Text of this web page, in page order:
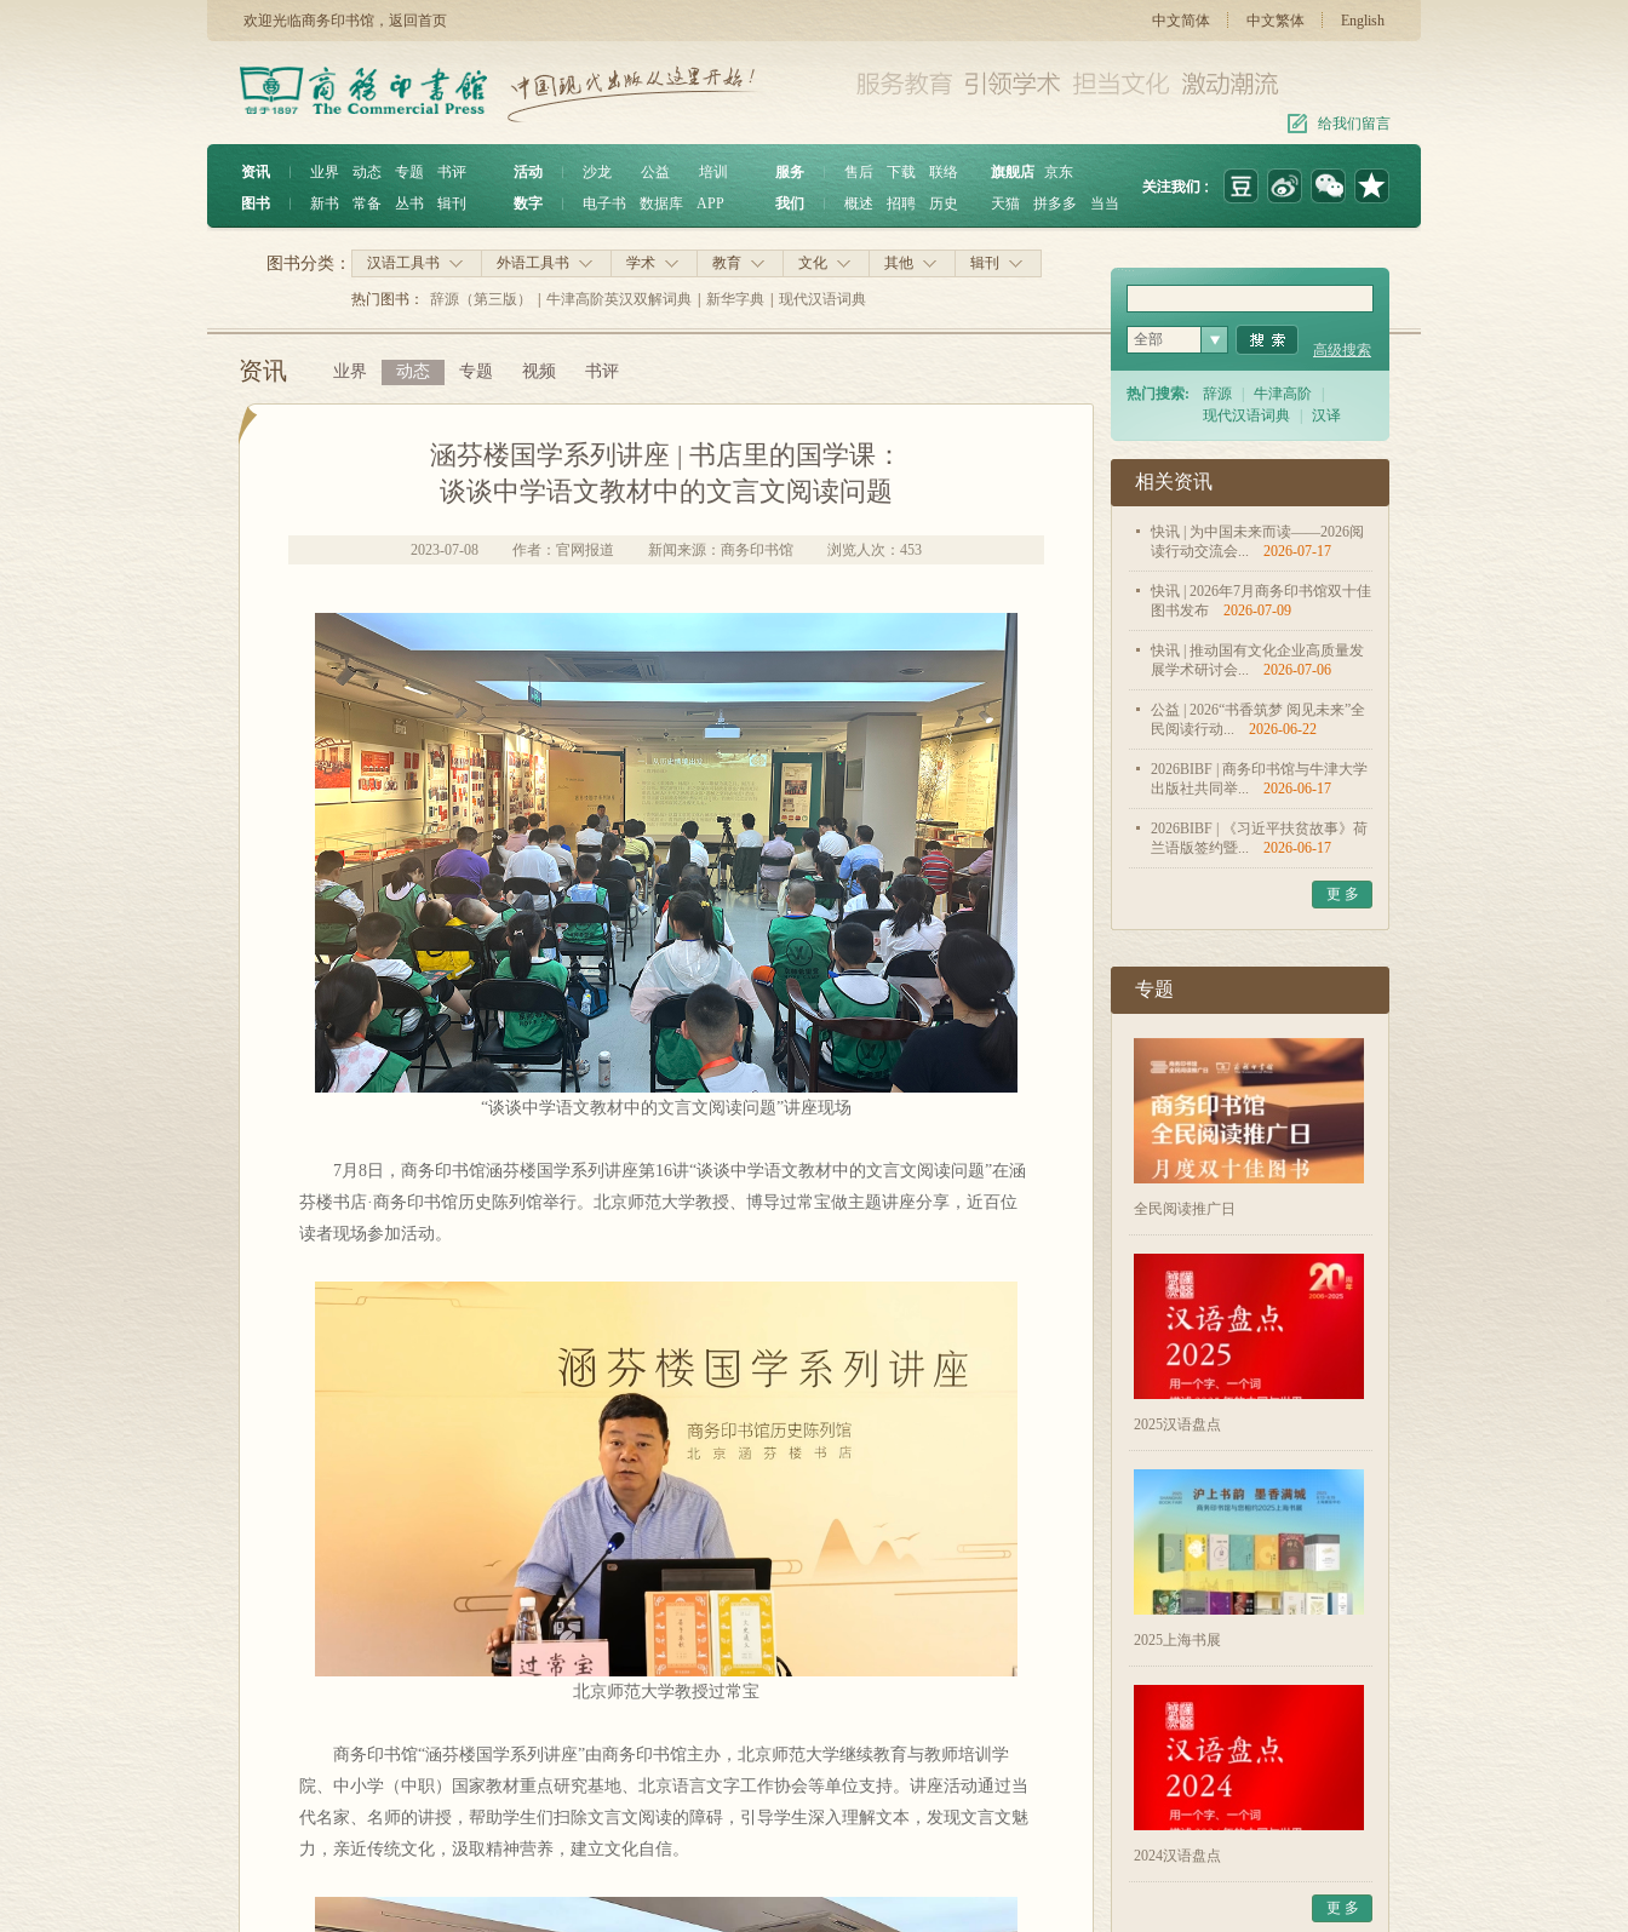
欢迎光临商务印书馆， 返回首页 中文简体 中文繁体 English
给我们留言
资讯 ︱ 业界 动态 专题
书评
图书
︱ 新书 常备 丛书 辑刊
活动 沙龙 公益
培训
数字
电子书 数据库 APP
服务 ︱ 售后 下载
联络
我们
概述 招聘 历史
旗舰店 京东
天猫
拼多多 当当
汉语工具书 外语工具书 学术 教育 文化 其他 辑刊
图书分类：
热门图书： 辞源（第三版） 牛津高阶英汉双解词典 新华字典 现代汉语词典
资讯 业界 动态 专题 视频 书评
涵芬楼国学系列讲座 | 书店里的国学课：
谈谈中学语文教材中的文言文阅读问题
2023-07-08 作者：官网报道 新闻来源：商务印书馆 浏览人次： 453
“谈谈中学语文教材中的文言文阅读问题”讲座现场
7月8日，商务印书馆涵芬楼国学系列讲座第16讲“谈谈中学语文教材中的文言文阅读问题”在涵
芬楼书店·商务印书馆历史陈列馆举行。北京师范大学教授、博导过常宝做主题讲座分享，近百位
读者现场参加活动。
北京师范大学教授过常宝
商务印书馆“涵芬楼国学系列讲座”由商务印书馆主办，北京师范大学继续教育与教师培训学
院、中小学（中职）国家教材重点研究基地、北京语言文字工作协会等单位支持。讲座活动通过当
代名家、名师的讲授，帮助学生们扫除文言文阅读的障碍，引导学生深入理解文本，发现文言文魅
力，亲近传统文化，汲取精神营养，建立文化自信。
全部
高级搜索
热门搜索: 辞源 牛津高阶
现代汉语词典
汉译
相关资讯
快讯 | 为中国未来而读——2026阅
读行动交流会...
2026-07-17
快讯 | 2026年7月商务印书馆双十佳
图书发布
2026-07-09
快讯 | 推动国有文化企业高质量发
展学术研讨会...
2026-07-06
公益 | 2026“书香筑梦 阅见未来”全
民阅读行动...
2026-06-22
2026BIBF | 商务印书馆与牛津大学
出版社共同举...
2026-06-17
2026BIBF | 《习近平扶贫故事》荷
兰语版签约暨...
2026-06-17
更 多
专题
全民阅读推广日
2025汉语盘点
2025上海书展
2024汉语盘点
更 多